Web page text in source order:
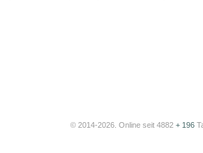
© 2014-2026. Online seit 4882 + 196